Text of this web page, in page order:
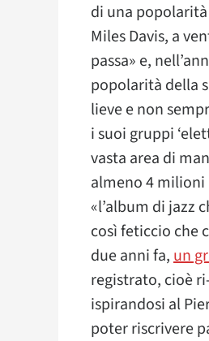
di una
Miles Davis, a
passa» e,
popolarità della
lieve e non
i suoi gruppi
vasta area di
almeno 4
«l’album di jazz
così feticcio che
due anni fa,un
registrato, cioè
ispirandosi al
poter riscrivere